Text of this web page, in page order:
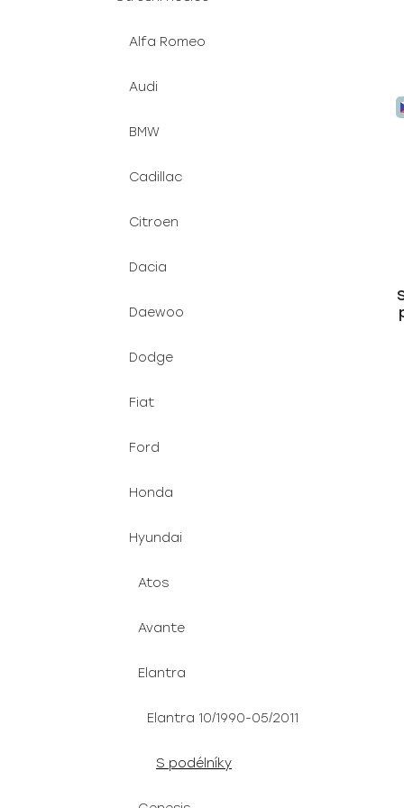
Alfa Romeo
Audi
BMW
Cadillac
Citroen
Dacia
Daewoo
Dodge
Fiat
Ford
Honda
Hyundai
Atos
Avante
Elantra
Elantra 10/1990-05/2011
S podélníky